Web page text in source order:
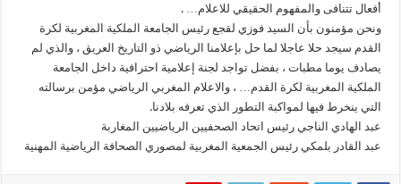
أفعال تتنافى والمفهوم الحقيقي للاعلام… .
ونحن مؤمنون بأن السيد فوزي لقجع رئيس الجامعة الملكية المغربية لكرة
القدم سيجد حلا عاجلا لما حل بإعلامنا الرياضي ذو التاريخ العريق ، والذي لم
يصادف يوما مطبات ، بفضل تواجد لجنة إعلامية احترافية داخل الجامعة
الملكية المغربية لكرة القدم… ، والاعلام المغربي الرياضي مؤمن برسالته
التي ينخرط فيها لمواكبة التطور الذي تعرفه بلادنا.
عبد الهادي الناجي رئيس اتحاد الصحفيين الرياضيين المغاربة
عبد القادر بلمكي رئيس الجمعية المغربية لمصوري الصحافة الرياضية المهنية